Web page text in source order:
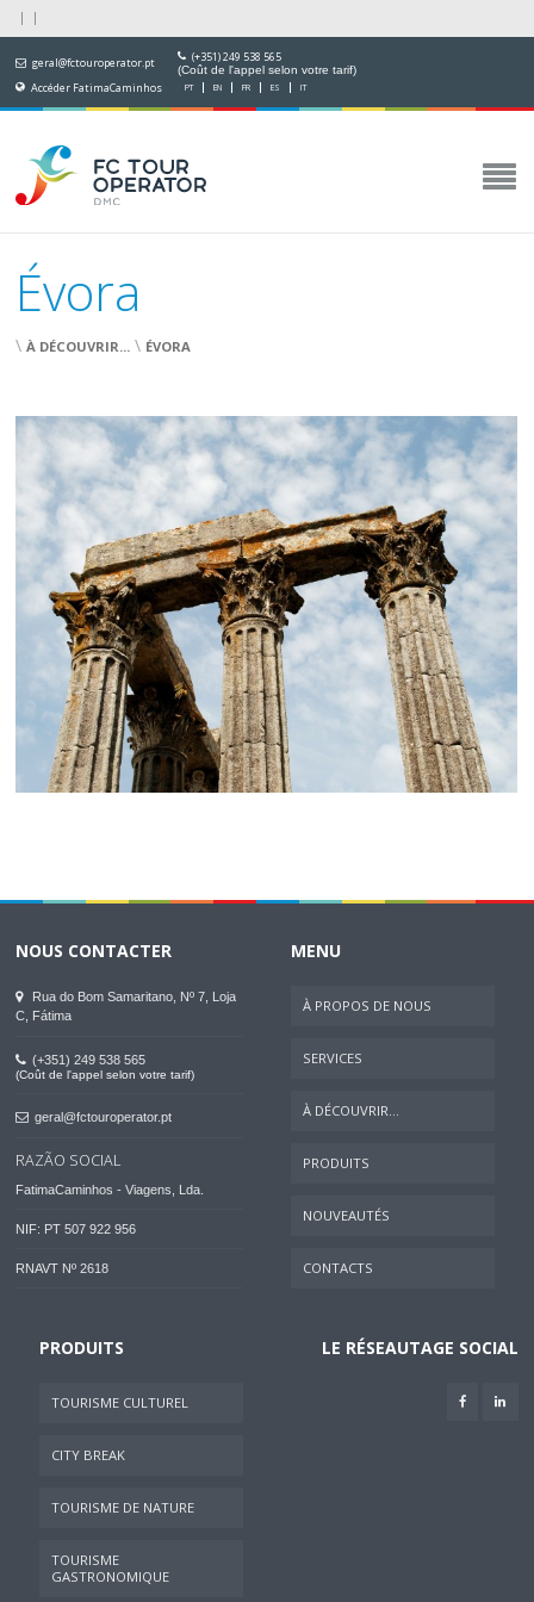
geral@fctouroperator.pt (+351) 249 538 565
(Coût de l'appel selon votre tarif)
Accéder FatimaCaminhos PT EN FR ES IT
Évora
\ À DÉCOUVRIR... \ ÉVORA
NOUS CONTACTER
Rua do Bom Samaritano, Nº 7, Loja
C, Fátima
(+351) 249 538 565
(Coût de l'appel selon votre tarif)
geral@fctouroperator.pt
RAZÃO SOCIAL
FatimaCaminhos - Viagens, Lda.
NIF: PT 507 922 956
RNAVT Nº 2618
MENU
À PROPOS DE NOUS
SERVICES
À DÉCOUVRIR...
PRODUITS
NOUVEAUTÉS
CONTACTS
PRODUITS
TOURISME CULTUREL
CITY BREAK
TOURISME DE NATURE
TOURISME
GASTRONOMIQUE
LE RÉSEAUTAGE SOCIAL